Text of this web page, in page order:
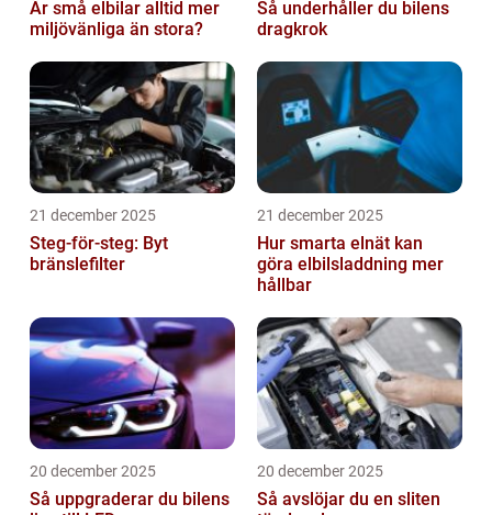
Är små elbilar alltid mer
miljövänliga än stora?
Så underhåller du bilens
dragkrok
21 december 2025
Steg-för-steg: Byt
bränslefilter
21 december 2025
Hur smarta elnät kan
göra elbilsladdning mer
hållbar
20 december 2025
Så uppgraderar du bilens
20 december 2025
Så avslöjar du en sliten